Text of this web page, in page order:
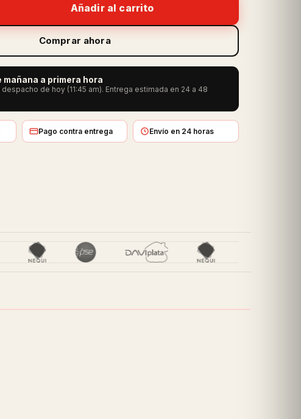
Añadir al carrito
Comprar ahora
mañana a primera hora
de hoy (11:45 am). Entrega estimada en 24 a 48
Pago contra entrega Envío en 24 horas